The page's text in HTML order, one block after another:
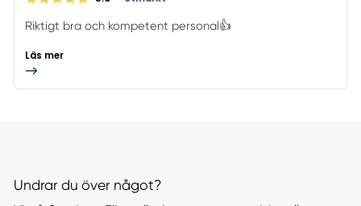
Riktigt bra och kompetent personal👍
Läs mer
Undrar du över något?